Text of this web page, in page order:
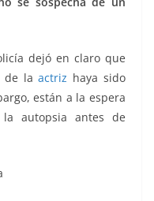
dejó en claro que
de laactriz haya sido
están a la espera
autopsia antes de